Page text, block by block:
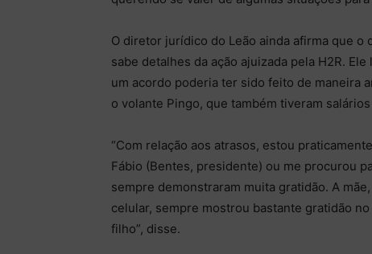
O diretor jurídico do Leão ainda afirma que
sabe detalhes da ação ajuizada pela H2R.
um acordo poderia ter sido feito de maneira
o volante Pingo, que também tiveram
“Com relação aos atrasos, estou
Fábio (Bentes, presidente) ou me procurou
sempre demonstraram muita gratidão. A
celular, sempre mostrou bastante gratidão
filho”, disse.